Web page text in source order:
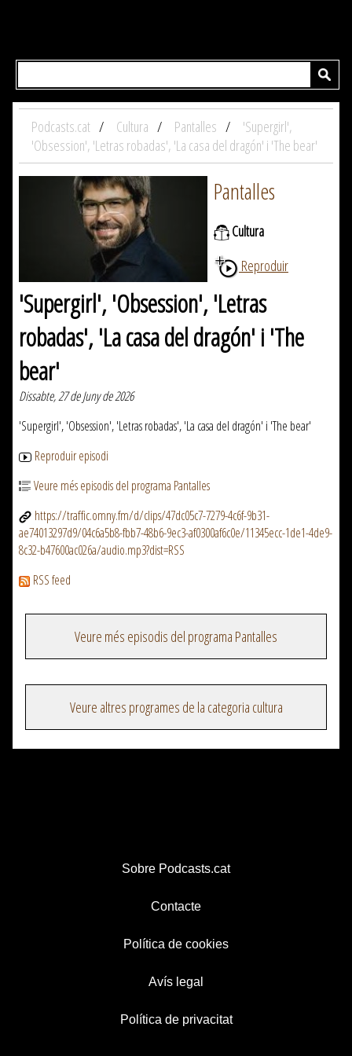
Podcasts.cat Cultura Pantalles
'Supergirl',
'Obsession', 'Letras robadas', 'La casa del dragón' i 'The bear'
Pantalles
Cultura
Reproduir
'Supergirl', 'Obsession', 'Letras
robadas', 'La casa del dragón' i 'The
bear'
Dissabte, 27 de Juny de 2026
'Supergirl', 'Obsession', 'Letras robadas', 'La casa del dragón' i 'The bear'
Reproduir episodi
Veure més episodis del programa Pantalles
https://traffic.omny.fm/d/clips/47dc05c7-7279-4c6f-9b31-
ae74013297d9/04c6a5b8-fbb7-48b6-9ec3-af0300af6c0e/11345ecc-1de1-4de9-
8c32-b47600ac026a/audio.mp3?dist=RSS
RSS feed
Veure més episodis del programa Pantalles
Veure altres programes de la categoria cultura
Sobre Podcasts.cat
Contacte
Política de cookies
Avís legal
Política de privacitat